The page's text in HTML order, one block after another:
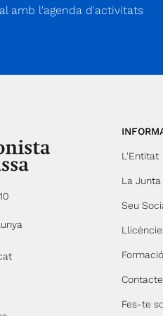
amb l'agenda d'activitats
L'Entitat
La Junta
Seu
Formació
Contacte
Fes-te